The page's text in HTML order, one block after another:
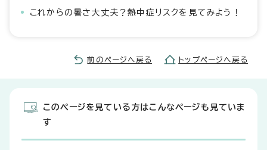
これからの暑さ大丈夫？熱中症リスクを見てみよう！
前のページへ戻る トップページへ戻る
このページを見ている方はこんなページも見ていま
す